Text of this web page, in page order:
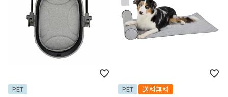
PET PET 送料無料